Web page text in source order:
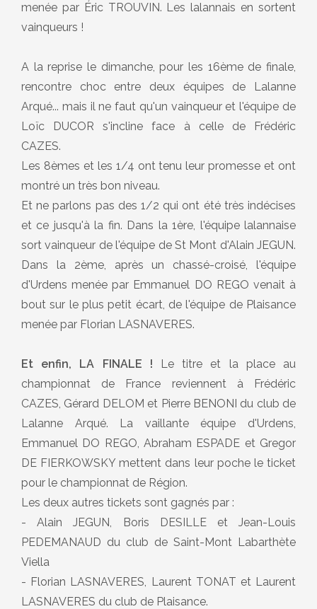
menée par Éric TROUVIN. Les lalannais en sortent
vainqueurs !
A la reprise le dimanche, pour les 16ème de finale,
rencontre choc entre deux équipes de Lalanne
Arqué... mais il ne faut qu'un vainqueur et l'équipe de
Loïc DUCOR s'incline face à celle de Frédéric
CAZES.
Les 8èmes et les 1/4 ont tenu leur promesse et ont
montré un très bon niveau.
Et ne parlons pas des 1/2 qui ont été très indécises
et ce jusqu'à la fin. Dans la 1ère, l'équipe lalannaise
sort vainqueur de l'équipe de St Mont d'Alain JEGUN.
Dans la 2ème, après un chassé-croisé, l'équipe
d'Urdens menée par Emmanuel DO REGO venait à
bout sur le plus petit écart, de l'équipe de Plaisance
menée par Florian LASNAVERES.
Et enfin, LA FINALE ! Le titre et la place au
championnat de France reviennent à Frédéric
CAZES, Gérard DELOM et Pierre BENONI du club de
Lalanne Arqué. La vaillante équipe d'Urdens,
Emmanuel DO REGO, Abraham ESPADE et Gregor
DE FIERKOWSKY mettent dans leur poche le ticket
pour le championnat de Région.
Les deux autres tickets sont gagnés par :
- Alain JEGUN, Boris DESILLE et Jean-Louis
PEDEMANAUD du club de Saint-Mont Labarthète
Viella
- Florian LASNAVERES, Laurent TONAT et Laurent
LASNAVERES du club de Plaisance.